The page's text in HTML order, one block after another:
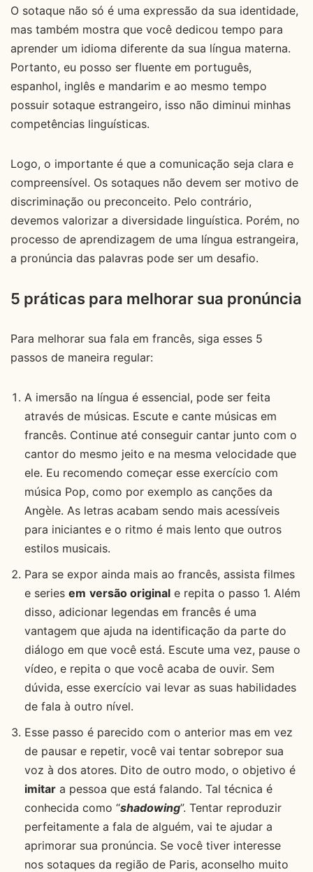
O sotaque não só é uma expressão da sua identidade,
mas também mostra que você dedicou tempo para
aprender um idioma diferente da sua língua materna.
Portanto, eu posso ser fluente em português,
espanhol, inglês e mandarim e ao mesmo tempo
possuir sotaque estrangeiro, isso não diminui minhas
competências linguísticas.
Logo, o importante é que a comunicação seja clara e
compreensível. Os sotaques não devem ser motivo de
discriminação ou preconceito. Pelo contrário,
devemos valorizar a diversidade linguística. Porém, no
processo de aprendizagem de uma língua estrangeira,
a pronúncia das palavras pode ser um desafio.
5 práticas para melhorar sua pronúncia
Para melhorar sua fala em francês, siga esses 5
passos de maneira regular:
A imersão na língua é essencial, pode ser feita
através de músicas. Escute e cante músicas em
francês. Continue até conseguir cantar junto com o
cantor do mesmo jeito e na mesma velocidade que
ele. Eu recomendo começar esse exercício com
música Pop, como por exemplo as canções da
Angèle. As letras acabam sendo mais acessíveis
para iniciantes e o ritmo é mais lento que outros
estilos musicais.
Para se expor ainda mais ao francês, assista filmes
e series em versão original e repita o passo 1. Além
disso, adicionar legendas em francês é uma
vantagem que ajuda na identificação da parte do
diálogo em que você está. Escute uma vez, pause o
vídeo, e repita o que você acaba de ouvir. Sem
dúvida, esse exercício vai levar as suas habilidades
de fala à outro nível.
Esse passo é parecido com o anterior mas em vez
de pausar e repetir, você vai tentar sobrepor sua
voz à dos atores. Dito de outro modo, o objetivo é
imitar a pessoa que está falando. Tal técnica é
conhecida como “shadowing”. Tentar reproduzir
perfeitamente a fala de alguém, vai te ajudar a
aprimorar sua pronúncia. Se você tiver interesse
nos sotaques da região de Paris, aconselho muito